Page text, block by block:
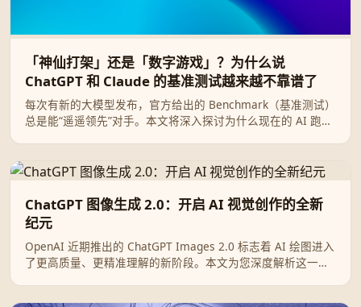
「神仙打架」还是「数字游戏」？为什么说
ChatGPT 和 Claude 的基准测试越来越不靠谱了
每次有新的大模型发布，官方给出的 Benchmark（基准测试）
总是能“遥遥领先”对手。本文将深入探讨为什么现在的 AI 跑分
ChatGPT 图像生成 2.0：开启 AI 视觉创作的全新
纪元
OpenAI 近期推出的 ChatGPT Images 2.0 标志着 AI 绘图进入
了更高质量、更精准理解的新阶段。本文为您深度解析这一升